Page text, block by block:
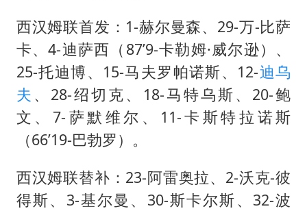
西汉姆联首发：1-赫尔曼森、29-万-比萨
卡、4-迪萨西（87’9-卡勒姆·威尔逊）、
25-托迪博、15-马夫罗帕诺斯、12-迪乌
夫 、28-绍切克、18-马特乌斯、20-鲍
文、7-萨默维尔、11-卡斯特拉诺斯
（66’19-巴勃罗）。
西汉姆联替补：23-阿雷奥拉、2-沃克-彼
得斯、3-基尔曼、30-斯卡尔斯、32-波